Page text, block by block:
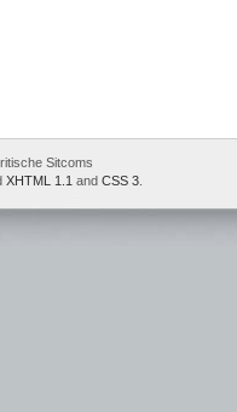
Sitcoms
XHTML 1.1 and CSS 3